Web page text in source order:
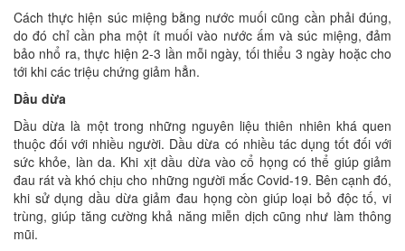
Cách thực hiện súc miệng bằng nước muối cũng cần phải đúng,
do đó chỉ cần pha một ít muối vào nước ấm và súc miệng, đảm
bảo nhổ ra, thực hiện 2-3 lần mỗi ngày, tối thiểu 3 ngày hoặc cho
tới khi các triệu chứng giảm hẳn.
Dầu dừa
Dầu dừa là một trong những nguyên liệu thiên nhiên khá quen
thuộc đối với nhiều người. Dầu dừa có nhiều tác dụng tốt đối với
sức khỏe, làn da. Khi xịt dầu dừa vào cổ họng có thể giúp giảm
đau rát và khó chịu cho những người mắc Covid-19. Bên cạnh đó,
khi sử dụng dầu dừa giảm đau họng còn giúp loại bỏ độc tố, vi
trùng, giúp tăng cường khả năng miễn dịch cũng như làm thông
mũi.